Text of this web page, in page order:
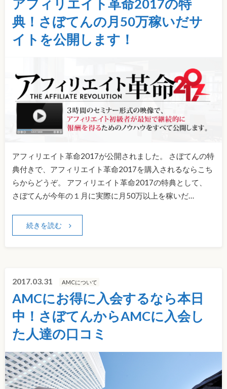
アフィリエイト革命2017の特
典！さぼてんの月50万稼いだサ
イトを公開します！
アフィリエイト革命2017が公開されました。 さぼてんの特
典付きで、アフィリエイト革命2017を購入されるならこち
らからどうぞ。 アフィリエイト革命2017の特典として、
さぼてんが今年の１月に実際に月50万以上を稼いだ…
続きを読む
2017.03.31 AMCについて
AMCにお得に入会するなら本日
中！さぼてんからAMCに入会し
た人達の口コミ